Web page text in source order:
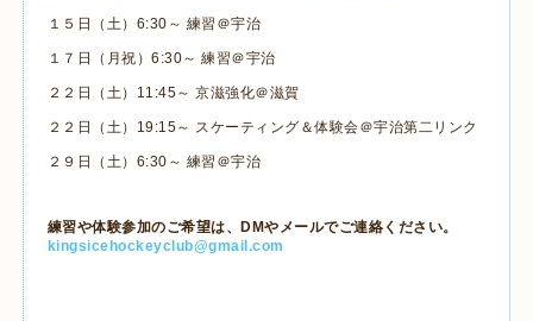
１５日（土）6:30～ 練習＠宇治
１７日（月祝）6:30～ 練習＠宇治
２２日（土）11:45～ 京滋強化＠滋賀
２２日（土）19:15～ スケーティング＆体験会＠宇治第二リンク
２９日（土）6:30～ 練習＠宇治
練習や体験参加のご希望は、DMやメールでご連絡ください。
kingsicehockeyclub@gmail.com